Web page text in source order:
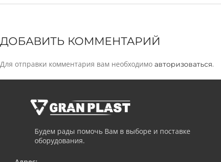
ДОБАВИТЬ КОММЕНТАРИЙ
Для отправки комментария вам необходимо авторизоваться.
Будем рады помочь Вам в выборе и поставке
оборудования.